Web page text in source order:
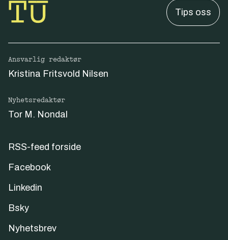
Tips oss
Ansvarlig redaktør
Kristina Fritsvold Nilsen
Nyhetsredaktør
Tor M. Nondal
RSS-feed forside
Facebook
Linkedin
Bsky
Nyhetsbrev